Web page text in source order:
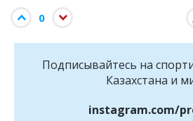
0
Подписывайтесь на
Казахстана и
instagram.com/